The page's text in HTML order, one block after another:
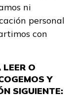
ni
personal
con
O
Y
SIGUIENTE: